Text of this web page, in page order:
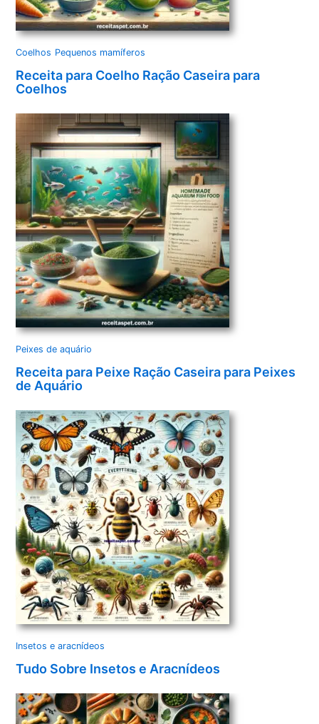
Coelhos Pequenos mamíferos
Receita para Coelho Ração Caseira para
Coelhos
Peixes de aquário
Receita para Peixe Ração Caseira para Peixes
de Aquário
Insetos e aracnídeos
Tudo Sobre Insetos e Aracnídeos